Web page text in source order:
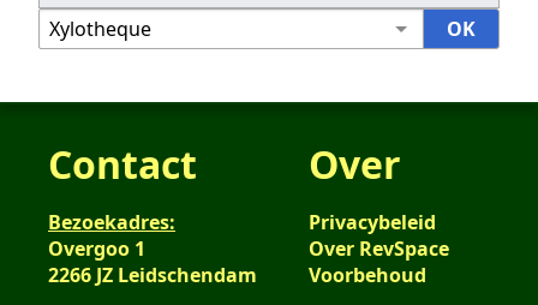
Contact
Bezoekadres:
Overgoo 1
2266 JZ Leidschendam
Over
Privacybeleid
Over RevSpace
Voorbehoud